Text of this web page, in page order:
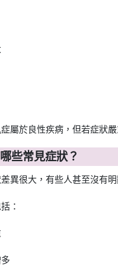
屬於良性疾病，但若症狀
些常見症狀？
異很大，有些人甚至沒有明
：